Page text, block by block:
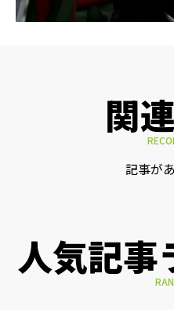
関
記事が
人気記事